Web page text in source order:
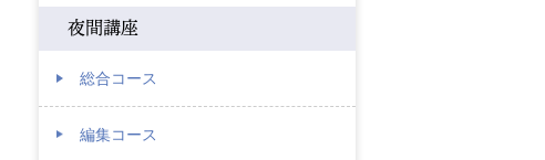
夜間講座
総合コース
編集コース